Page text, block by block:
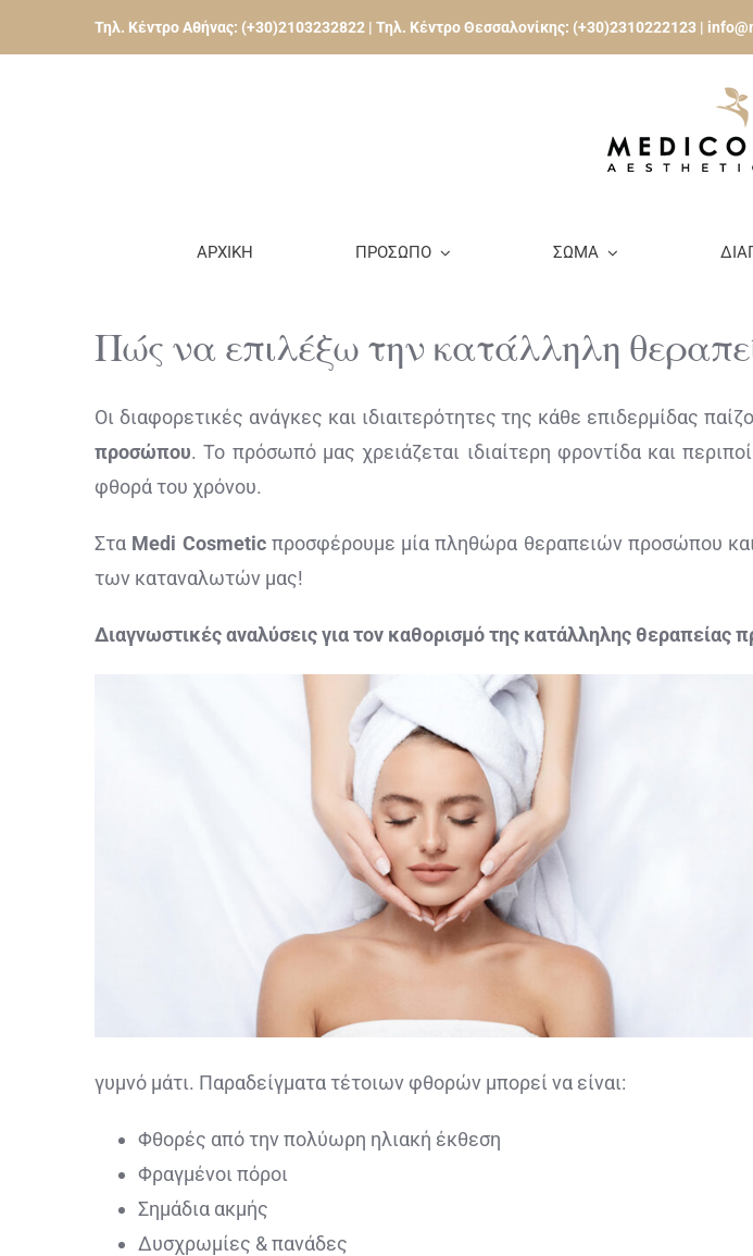
to
Τηλ. Κέντρο Αθήνας: (+30)2103232822| Τηλ. Κέντρο Θεσσαλονίκης: (+30)2310222123|
ΑΡΧΙΚΗ ΠΡΟΣΩΠΟ ΣΩΜΑ
Πώς να επιλέξω την κατάλληλη
Οι διαφορετικές ανάγκες και ιδιαιτερότητες της κάθε επιδερμίδας
προσώπου. Το πρόσωπό μας χρειάζεται ιδιαίτερη φροντίδα και
φθορά του χρόνου.
Στα Medi Cosmeticπροσφέρουμε μία πληθώρα θεραπειών προσώπου και
των καταναλωτών μας!
Διαγνωστικές αναλύσεις για τον καθορισμό της κατάλληλης θεραπείας
γυμνό μάτι. Παραδείγματα τέτοιων φθορών μπορεί να είναι:
Φθορές από την πολύωρη ηλιακή έκθεση
Φραγμένοι πόροι
Σημάδια ακμής
Δυσχρωμίες & πανάδες